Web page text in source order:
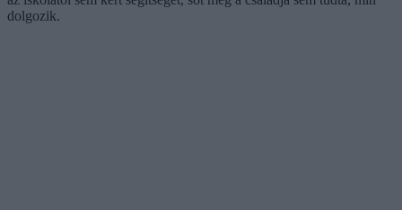
dolgozik.